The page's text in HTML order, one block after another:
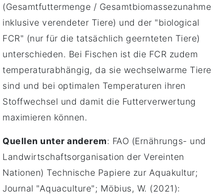
(Gesamtfuttermenge / Gesamtbiomassezunahme
inklusive verendeter Tiere) und der "biological
FCR" (nur für die tatsächlich geernteten Tiere)
unterschieden. Bei Fischen ist die FCR zudem
temperaturabhängig, da sie wechselwarme Tiere
sind und bei optimalen Temperaturen ihren
Stoffwechsel und damit die Futterverwertung
maximieren können.
Quellen unter anderem: FAO (Ernährungs- und
Landwirtschaftsorganisation der Vereinten
Nationen) Technische Papiere zur Aquakultur;
Journal "Aquaculture"; Möbius, W. (2021):